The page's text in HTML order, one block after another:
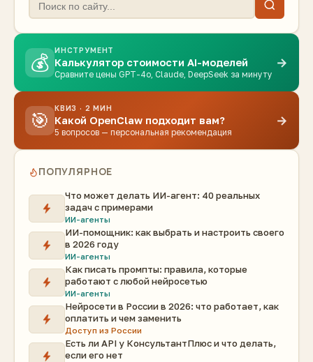
💰
ИНСТРУМЕНТ
Калькулятор стоимости AI-моделей
Сравните цены GPT-4o, Claude, DeepSeek за минуту
→
🎯
КВИЗ · 2 МИН
Какой OpenClaw подходит вам?
5 вопросов — персональная рекомендация
→
ПОПУЛЯРНОЕ
Что может делать ИИ-агент: 40 реальных
задач с примерами
ИИ-агенты
ИИ-помощник: как выбрать и настроить своего
в 2026 году
ИИ-агенты
Как писать промпты: правила, которые
работают с любой нейросетью
ИИ-агенты
Нейросети в России в 2026: что работает, как
оплатить и чем заменить
Доступ из России
Есть ли API у КонсультантПлюс и что делать,
если его нет